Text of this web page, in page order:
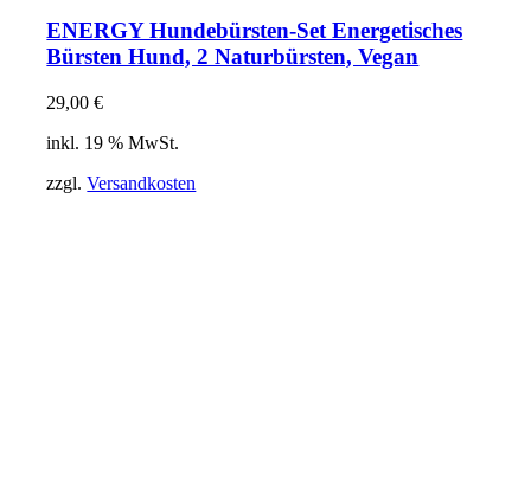
ENERGY Hundebürsten-Set Energetisches
Bürsten Hund, 2 Naturbürsten, Vegan
29,00€
inkl. 19 % MwSt.
zzgl.Versandkosten